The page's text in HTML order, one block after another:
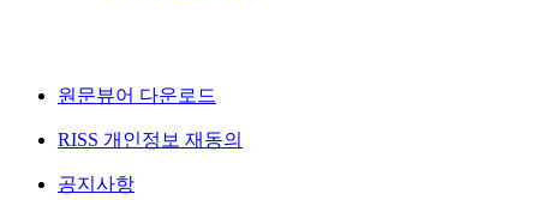
원문뷰어 다운로드
RISS 개인정보 재동의
공지사항